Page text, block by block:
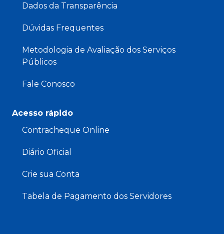
Dados da Transparência
Dúvidas Frequentes
Metodologia de Avaliação dos Serviços
Públicos
Fale Conosco
Acesso rápido
Contracheque Online
Diário Oficial
Crie sua Conta
Tabela de Pagamento dos Servidores